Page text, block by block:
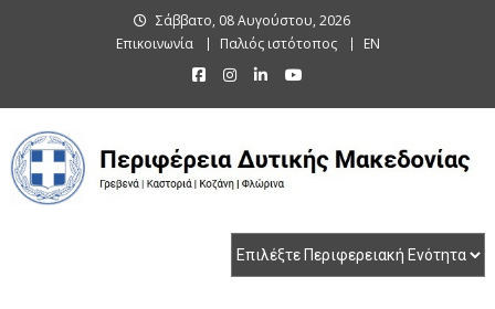
Σάββατο, 08 Αυγούστου, 2026
Επικοινωνία
Παλιός ιστότοπος EN